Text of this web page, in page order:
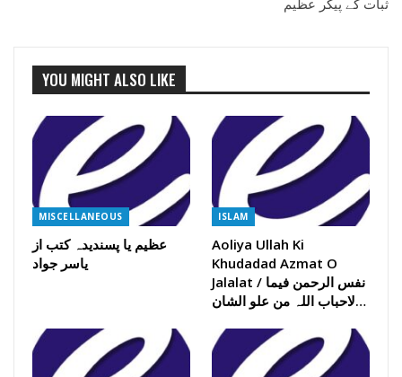
ثبات کے پیکر عظیم
YOU MIGHT ALSO LIKE
MISCELLANEOUS
عظیم یا پسندیدہ کتب از
یاسر جواد
ISLAM
Aoliya Ullah Ki
Khudadad Azmat O
Jalalat / نفس الرحمن فیما
لاحباب اللہ من علو الشان…